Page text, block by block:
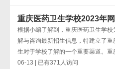
重庆医药卫生学校2023年
根据小编了解到，重庆医药卫生学
解与咨询最新招生信息，特建立了
生对于学校了解的一个重要渠道。重
06-13 | 已有371人访问